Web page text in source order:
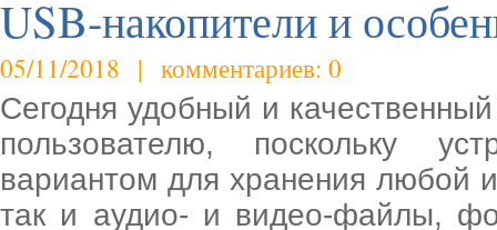
USB-накопители и
05/11/2018 | комментариев: 0
Сегодня удобный и
пользователю, поскольку
вариантом для хранения любой
так и аудио- и видео-файлы,